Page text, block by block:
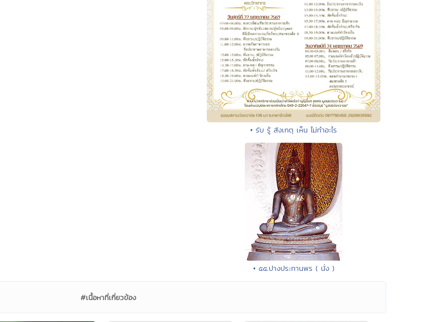
• รับ รู้ สังเกตุ เห็น ไม่ทำอะไร
• ๕๕.ปางประทานพร ( นั่ง )
#เนื้อหาที่เกี่ยวข้อง